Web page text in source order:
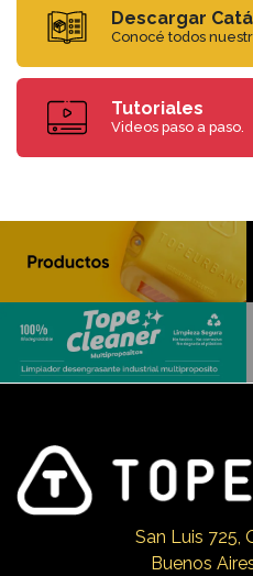
Descargar
Conocé todos
Tutoriales
Videos paso a paso.
San Luis 725,
Buenos